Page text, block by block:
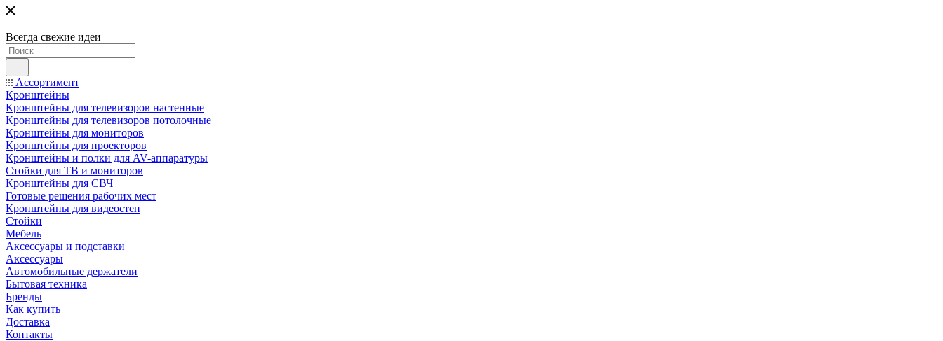
Всегда свежие идеи
Ассортимент
Кронштейны
Кронштейны для телевизоров настенные
Кронштейны для телевизоров потолочные
Кронштейны для мониторов
Кронштейны для проекторов
Кронштейны и полки для AV-аппаратуры
Стойки для ТВ и мониторов
Кронштейны для СВЧ
Готовые решения рабочих мест
Кронштейны для видеостен
Стойки
Мебель
Аксессуары и подставки
Аксессуары
Автомобильные держатели
Бытовая техника
Бренды
Как купить
Доставка
Контакты